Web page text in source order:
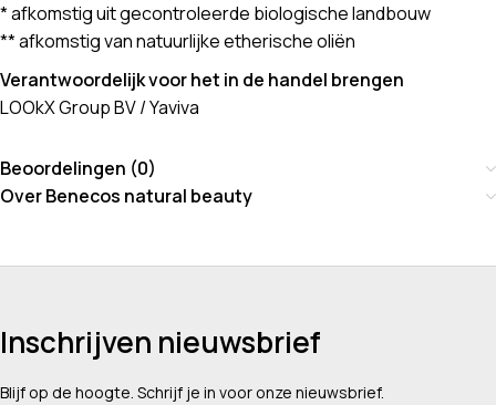
* afkomstig uit gecontroleerde biologische landbouw
** afkomstig van natuurlijke etherische oliën
Verantwoordelijk voor het in de handel brengen
LOOkX Group BV / Yaviva
Beoordelingen (0)
Over Benecos natural beauty
Inschrijven nieuwsbrief
Blijf op de hoogte. Schrijf je in voor onze nieuwsbrief.